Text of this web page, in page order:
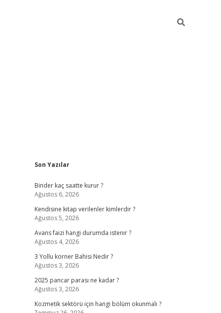
Sidebar
Son Yazılar
Binder kaç saatte kurur ?
Ağustos 6, 2026
Kendisine kitap verilenler kimlerdir ?
Ağustos 5, 2026
Avans faizi hangi durumda istenir ?
Ağustos 4, 2026
3 Yollu korner Bahisi Nedir ?
Ağustos 3, 2026
2025 pancar parası ne kadar ?
Ağustos 3, 2026
Kozmetik sektörü için hangi bölüm okunmalı ?
ilbet güncel giriş adresi